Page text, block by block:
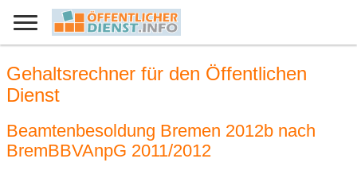
Gehaltsrechner für den Öffentlichen
Dienst
Beamtenbesoldung Bremen 2012b nach
BremBBVAnpG 2011/2012